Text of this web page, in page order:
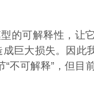
可解释性，让
巨大损失。因此
可解释”，但目